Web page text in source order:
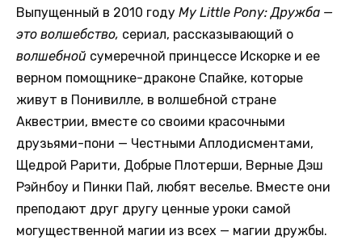
Выпущенный в 2010 году My Little Pony: Дружба —
это волшебство, сериал, рассказывающий о
волшебной сумеречной принцессе Искорке и ее
верном помощнике-драконе Спайке, которые
живут в Понивилле, в волшебной стране
Аквестрии, вместе со своими красочными
друзьями-пони — Честными Аплодисментами,
Щедрой Рарити, Добрые Плотерши, Верные Дэш
Рэйнбоу и Пинки Пай, любят веселье. Вместе они
преподают друг другу ценные уроки самой
могущественной магии из всех — магии дружбы.